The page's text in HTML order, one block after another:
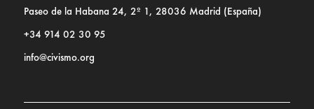
Paseo de la Habana 24, 2º 1, 28036 Madrid (España)
+34 914 02 30 95
info@civismo.org